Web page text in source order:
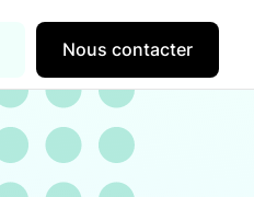
Nous contacter